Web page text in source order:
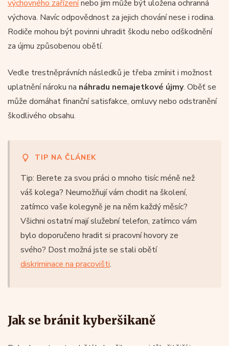
výchovného zařízenínebo jim může být uložena ochranná
výchova. Navíc odpovědnost za jejich chování nese i rodina.
Rodiče mohou být povinni uhradit škodu nebo odškodnění
za újmu způsobenou obětí.
Vedle trestněprávních následků je třeba zmínit i možnost
uplatnění nároku na náhradu nemajetkové újmy. Oběť se
může domáhat finanční satisfakce, omluvy nebo odstranění
škodlivého obsahu.
TIP NA ČLÁNEK
Tip: Berete za svou práci o mnoho tisíc méně než
váš kolega? Neumožňují vám chodit na školení,
zatímco vaše kolegyně je na něm každý měsíc?
Všichni ostatní mají služební telefon, zatímco vám
bylo doporučeno hradit si pracovní hovory ze
svého? Dost možná jste se stali obětí
diskriminace na pracovišti.
Jak se bránit kyberšikaně